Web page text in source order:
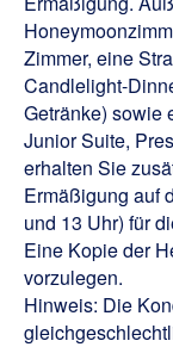
Zimmer, eine
Candlelight-
Getränke) sowie
Junior Suite,
erhalten Sie
Ermäßigung auf
und 13 Uhr) für
Eine Kopie der
vorzulegen.
Hinweis: Die